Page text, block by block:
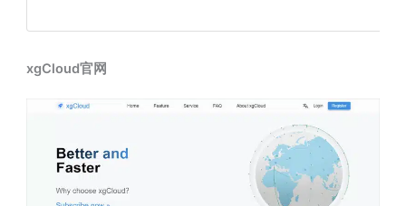
xgCloud官网